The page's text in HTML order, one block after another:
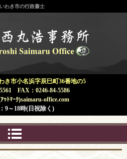
| 行政書士 西丸浩
わき市の行政書士
き市小名浜字辰巳町36番地の5
FAX：0246-84-5586
ﾄﾏｰｸ)saimaru-office.com
9～18時(日祝除く)